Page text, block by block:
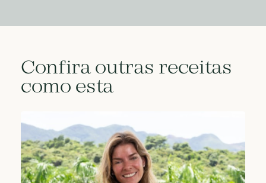
Confira outras receitas
como esta